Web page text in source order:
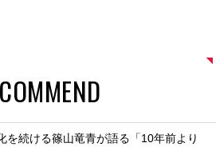
を続ける篠山竜青が語る「10年前より